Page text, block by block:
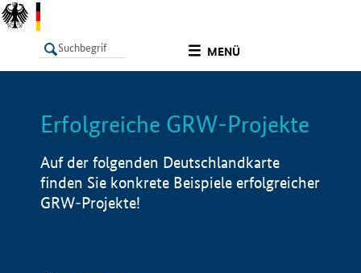
MENÜ
LISTE Info
Erfolgreiche GRW-Projekte
Auf der folgenden Deutschlandkarte
finden Sie konkrete Beispiele erfolgreicher
GRW-Projekte!